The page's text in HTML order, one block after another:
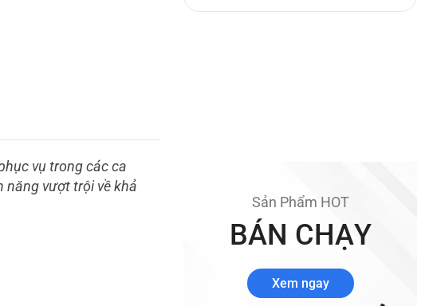
vụ trong các ca
năng vượt trội về khả
Sản Phẩm HOT
BÁN CHẠY
Xem ngay